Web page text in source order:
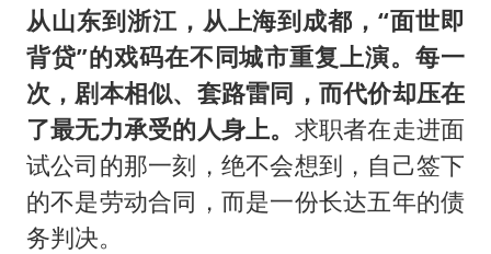
从山东到浙江，从上海到成都，“面世即
背贷”的戏码在不同城市重复上演。每一
次，剧本相似、套路雷同，而代价却压在
了最无力承受的人身上。 求职者在走进面
试公司的那一刻，绝不会想到，自己签下
的不是劳动合同，而是一份长达五年的债
务判决。